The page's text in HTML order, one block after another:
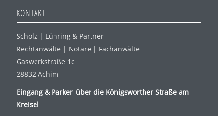
KONTAKT
Scholz | Lühring & Partner
Rechtanwälte | Notare | Fachanwälte
Gaswerkstraße 1c
28832 Achim
Eingang & Parken über die Königsworther Straße am
Kreisel